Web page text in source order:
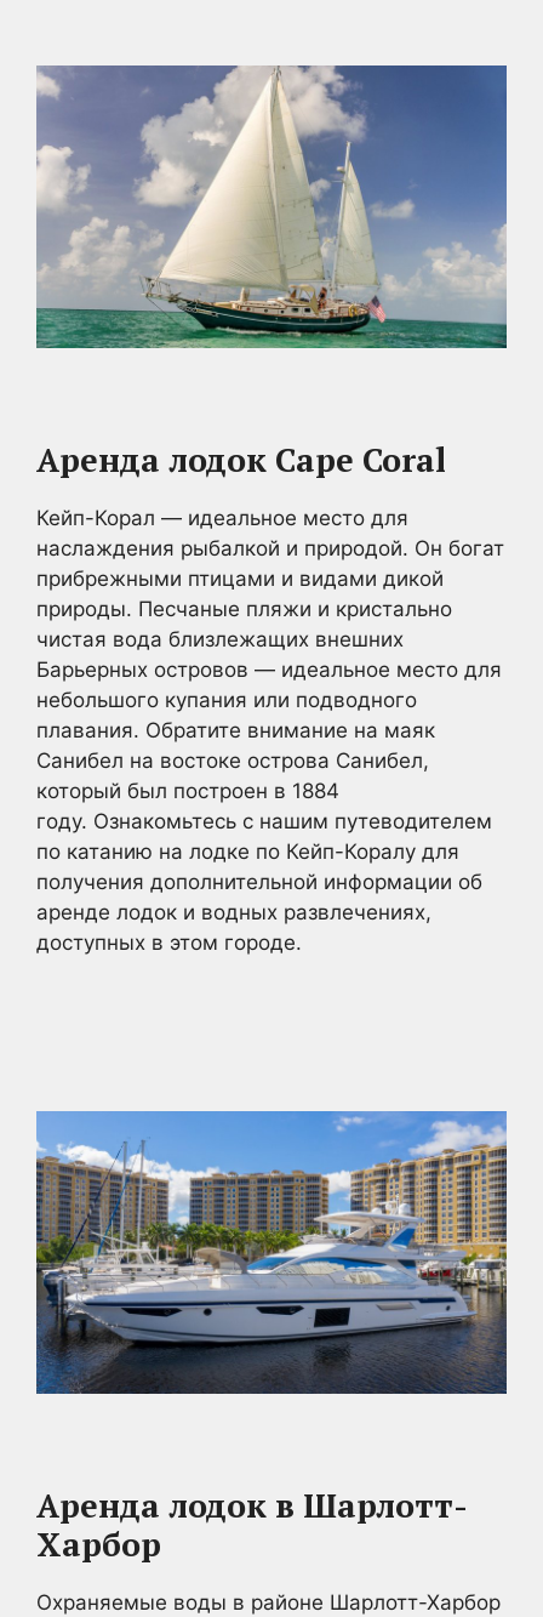
Аренда лодок Cape Coral
Кейп-Корал — идеальное место для
наслаждения рыбалкой и природой. Он богат
прибрежными птицами и видами дикой
природы. Песчаные пляжи и кристально
чистая вода близлежащих внешних
Барьерных островов — идеальное место для
небольшого купания или подводного
плавания. Обратите внимание на маяк
Санибел на востоке острова Санибел,
который был построен в 1884
году. Ознакомьтесь с нашим путеводителем
по катанию на лодке по Кейп-Коралу для
получения дополнительной информации об
аренде лодок и водных развлечениях,
доступных в этом городе.
Аренда лодок в Шарлотт-
Харбор
Охраняемые воды в районе Шарлотт-Харбор